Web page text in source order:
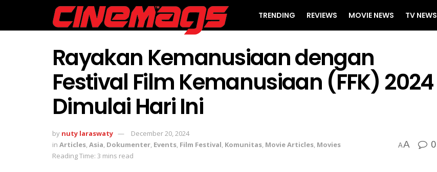
TRENDING REVIEWS MOVIE NEWS TV NEWS
Rayakan Kemanusiaan dengan
Festival Film Kemanusiaan (FFK) 2024
Dimulai Hari Ini
by nuty laraswaty
December 20, 2024
in Articles,Asia, Dokumenter, Events, Film Festival, Komunitas, Movie Articles, Movies
Reading Time: 3 mins read
AA 0